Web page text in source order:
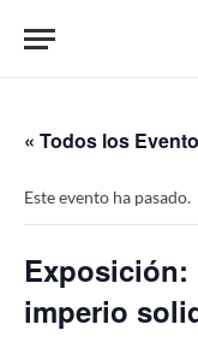
« Todos los
Este evento ha pasado.
Exposición:
imperio